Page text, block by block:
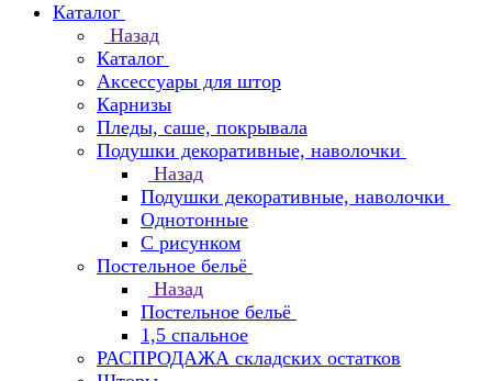
Каталог
Назад
Каталог
Аксессуары для штор
Карнизы
Пледы, саше, покрывала
Подушки декоративные, наволочки
Назад
Подушки декоративные, наволочки
Однотонные
С рисунком
Постельное бельё
Назад
Постельное бельё
1,5 спальное
РАСПРОДАЖА складских остатков